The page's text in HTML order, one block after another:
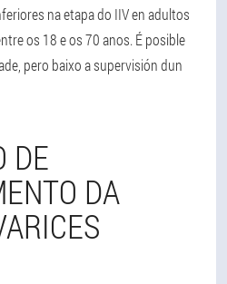
na etapa do IIV en adultos
os 18 e os 70 anos. É posible
pero baixo a supervisión dun
DE
DA